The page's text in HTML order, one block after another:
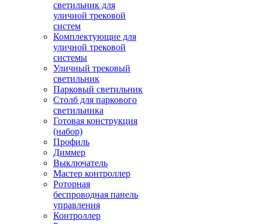
светильник для
уличной трековой
систем
Комплектующие для
уличной трековой
системы
Уличный трековый
светильник
Парковый светильник
Столб для паркового
светильника
Готовая конструкция
(набор)
Профиль
Диммер
Выключатель
Мастер контроллер
Роторная
беспроводная панель
управления
Контроллер